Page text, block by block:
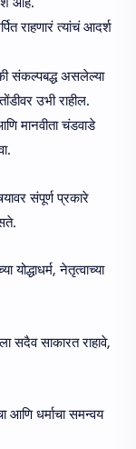
राहणारं त्यांचं आदर्श
संकल्पबद्ध असलेल्या
उभी राहील.
मानवीता चंडवाडे
संपूर्ण प्रकारे
योद्धाधर्म, नेतृत्वाच्या
सदैव साकारत राहावे,
आणि धर्माचा समन्वय